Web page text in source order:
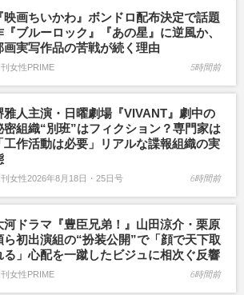
映画ちいかわ』ボンドロ配布決定で話題
『ブルーロック』『あの星』に逆風か、
画実写作品の苦戦が続く理由
女性PRIME 5時間前
雅人主演・日曜劇場『VIVANT』劇中の
密組織“別班”はフィクション？専門家は
工作活動は必要」リアルな諜報組織の実
女性2026年8月18日・25日号 6時間前
河ドラマ『豊臣兄弟！』山田涼介・栗原
ら初出演組の“扮装公開”で「顔で天下取
る」心配を一蹴したビジュに相次ぐ反響
女性PRIME 6時間前